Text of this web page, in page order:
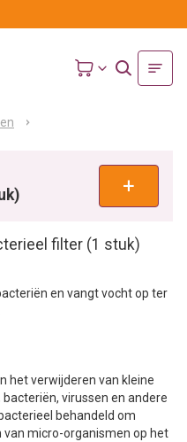
filter (1 stuk)
en vangt vocht op ter
het verwijderen van kleine
virussen en andere
behandeld om
micro-organismen op het